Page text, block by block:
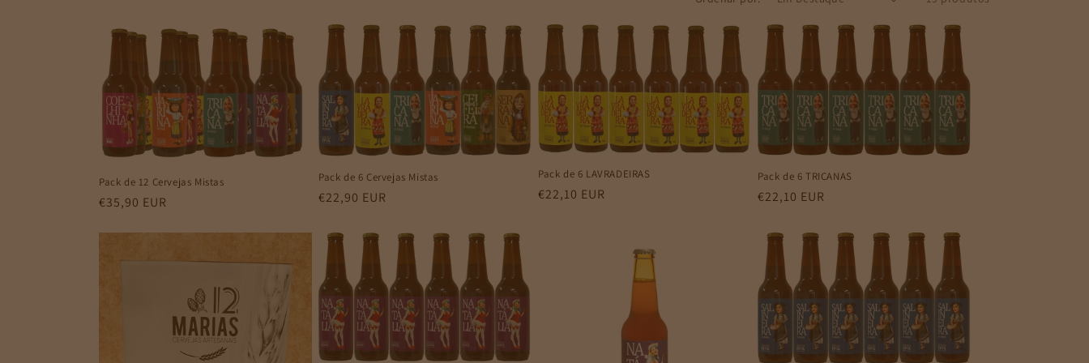
e
ç
ã
o
:
Pack de 12 Cervejas Mistas
Preço
€35,90 EUR
Pack de 6 Cervejas Mistas
Preço
€22,90 EUR
Pack de 6 LAVRADEIRAS
Preço
€22,10 EUR
Pack de 6 TRICANAS
Preço
€22,10 EUR